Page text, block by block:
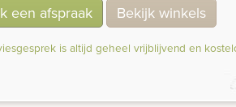
een afspraak Bekijk winkels
is altijd geheel vrijblijvend en